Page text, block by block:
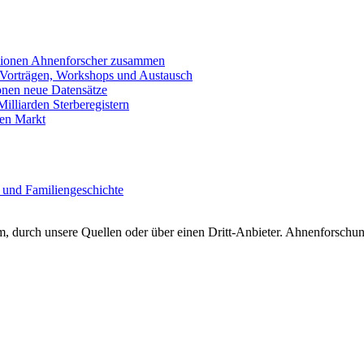
Ahnenforscher zusammen
Workshops und Austausch
neue Datensätze
Sterberegistern
Markt
Familiengeschichte
unsere Quellen oder über einen Dritt-Anbieter.